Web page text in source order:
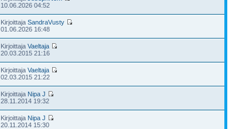
10.06.2026 04:52
KirjoittajaSandraVusty
01.06.2026 16:48
KirjoittajaVaeltaja
20.03.2015 21:16
KirjoittajaVaeltaja
02.03.2015 21:22
Kirjoittaja Nipa J
28.11.2014 19:32
Kirjoittaja Nipa J
20.11.2014 15:30